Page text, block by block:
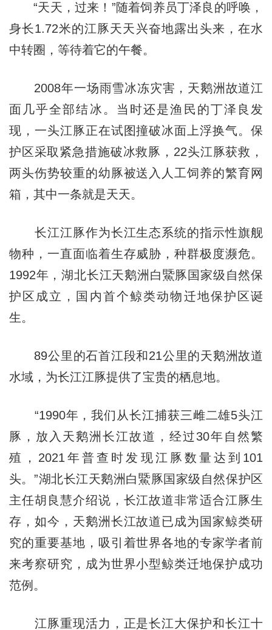
“天天，过来！”随着饲养员丁泽良的呼唤，
身长1.72米的江豚天天兴奋地露出头来，在水
中转圈，等待着它的午餐。
2008年一场雨雪冰冻灾害，天鹅洲故道江
面几乎全部结冰。当时还是渔民的丁泽良发
现，一头江豚正在试图撞破冰面上浮换气。保
护区采取紧急措施破冰救豚，22头江豚获救，
两头伤势较重的幼豚被送入人工饲养的繁育网
箱，其中一条就是天天。
长江江豚作为长江生态系统的指示性旗舰
物种，一直面临着生存威胁，种群极度濒危。
1992年，湖北长江天鹅洲白鱀豚国家级自然保
护区成立，国内首个鲸类动物迁地保护区诞
生。
89公里的石首江段和21公里的天鹅洲故道
水域，为长江江豚提供了宝贵的栖息地。
“1990年，我们从长江捕获三雌二雄5头江
豚，放入天鹅洲长江故道，经过30年自然繁
殖，2021年普查时发现江豚数量达到101
头。”湖北长江天鹅洲白鱀豚国家级自然保护区
主任胡良慧介绍说，长江故道非常适合江豚生
存，如今，天鹅洲长江故道已成为国家鲸类研
究的重要基地，吸引着世界各地的专家学者前
来考察研究，成为世界小型鲸类迁地保护成功
范例。
江豚重现活力，正是长江大保护和长江十